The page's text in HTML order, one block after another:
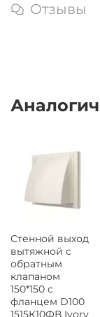
Отзывы
Стенной выход
вытяжной с
обратным
клапаном
150*150 с
фланцем D100
1515К10ФВ Ivory